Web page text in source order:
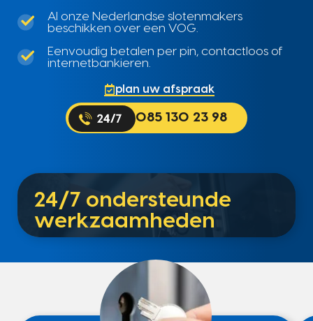
Al onze Nederlandse slotenmakers
beschikken over een VOG.
Eenvoudig betalen per pin, contactloos of
internetbankieren.
plan uw afspraak
085 130 23 98
24/7 ondersteunde
werkzaamheden